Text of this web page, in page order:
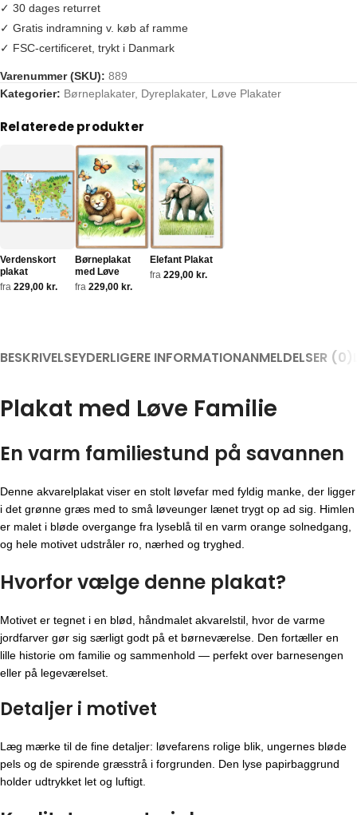
✓ 30 dages returret
✓ Gratis indramning v. køb af ramme
✓ FSC-certificeret, trykt i Danmark
Varenummer (SKU): 889
Kategorier: Børneplakater, Dyreplakater, Løve Plakater
Tags: akvarel, børneplakat børneværelse, dyremotiv, dyreplakat
Relaterede produkter
Verdenskort
plakat
fra 229,00 kr.
Børneplakat
med Løve
fra 229,00 kr.
Elefant Plakat
fra 229,00 kr.
BESKRIVELSEYDERLIGERE INFORMATIONANMELDELSER (0)
Plakat med Løve Familie
En varm familiestund på savannen
Denne akvarelplakat viser en stolt løvefar med fyldig manke, der ligger
i det grønne græs med to små løveunger lænet trygt op ad sig. Himlen
er malet i bløde overgange fra lyseblå til en varm orange solnedgang,
og hele motivet udstråler ro, nærhed og tryghed.
Hvorfor vælge denne plakat?
Motivet er tegnet i en blød, håndmalet akvarelstil, hvor de varme
jordfarver gør sig særligt godt på et børneværelse. Den fortæller en
lille historie om familie og sammenhold — perfekt over barnesengen
eller på legeværelset.
Detaljer i motivet
Læg mærke til de fine detaljer: løvefarens rolige blik, ungernes bløde
pels og de spirende græsstrå i forgrunden. Den lyse papirbaggrund
holder udtrykket let og luftigt.